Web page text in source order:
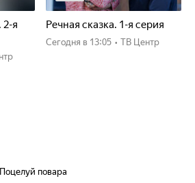
2-я
Речная сказка. 1-я серия
Сегодня в 13:05 • ТВ Центр
Поцелуй повара